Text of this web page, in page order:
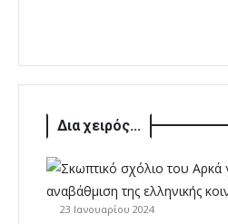
Δια χειρός...
23 Ιανουαρίου 2024